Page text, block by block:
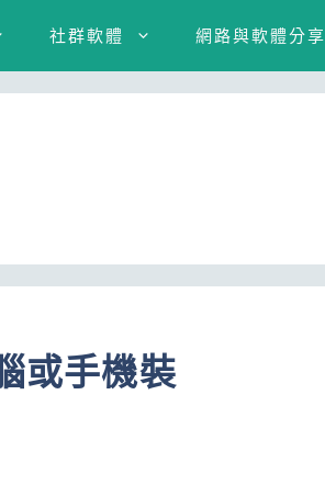
社群軟體 網路與軟體分享
或手機裝